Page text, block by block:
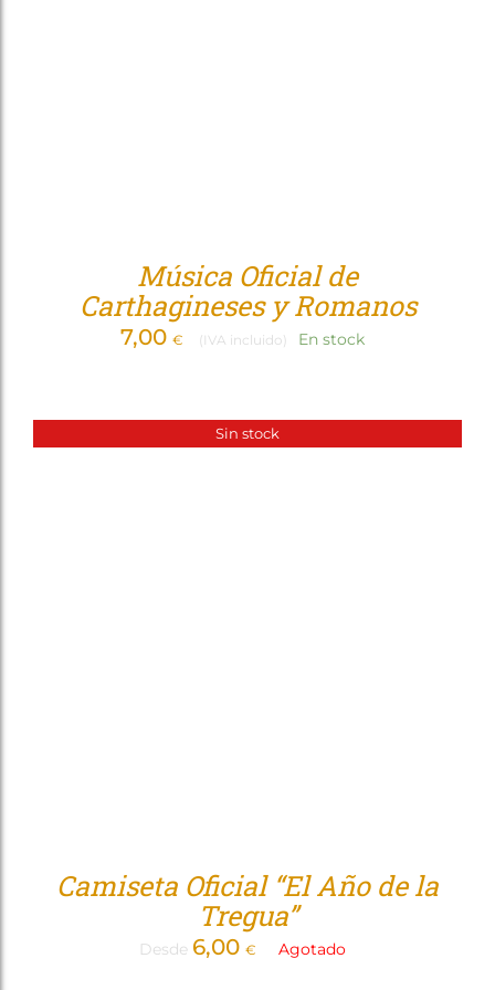
Música Oficial de
Carthagineses y Romanos
7,00 € (IVA incluido) En stock
Sin stock
Camiseta Oficial “El Año de la
Tregua”
Desde 6,00 € Agotado